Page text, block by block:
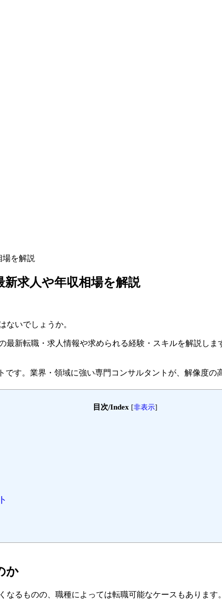
を解説
求人や年収相場を解説
ないでしょうか。
新転職・求人情報や求められる経験・スキルを解説しま
です。 業界・領域に強い専門コンサルタントが、解像度の
目次/Index [非表示]
か
るものの、職種によっては転職可能なケースもあります。